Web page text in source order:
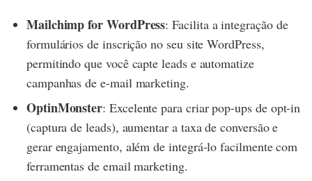
Mailchimp for WordPress: Facilita a integração de
formulários de inscrição no seu site WordPress,
permitindo que você capte leads e automatize
campanhas de e-mail marketing.
OptinMonster: Excelente para criar pop-ups de opt-in
(captura de leads), aumentar a taxa de conversão e
gerar engajamento, além de integrá-lo facilmente com
ferramentas de email marketing.